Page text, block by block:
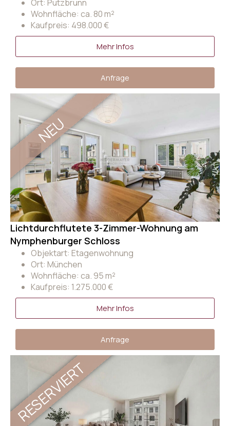
Ort: Putzbrunn
Wohnfläche: ca. 80 m²
Kaufpreis: 498.000 €
Mehr Infos
Anfrage
Lichtdurchflutete 3-Zimmer-Wohnung am
Nymphenburger Schloss
NEU
Objektart: Etagenwohnung
Ort: München
Wohnfläche: ca. 95 m²
Kaufpreis: 1.275.000 €
Mehr Infos
Anfrage
RESERVIERT